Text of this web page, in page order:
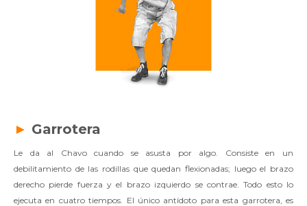
► Garrotera
Le da al Chavo cuando se asusta por algo. Consiste en un
debilitamiento de las rodillas que quedan flexionadas; luego el brazo
derecho pierde fuerza y el brazo izquierdo se contrae. Todo esto lo
ejecuta en cuatro tiempos. El único antídoto para esta garrotera, es